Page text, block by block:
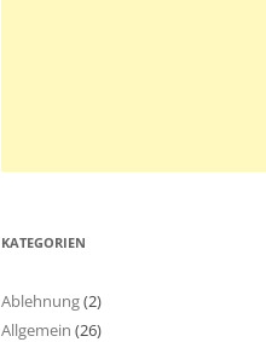
KATEGORIEN
Ablehnung(2)
Allgemein (26)